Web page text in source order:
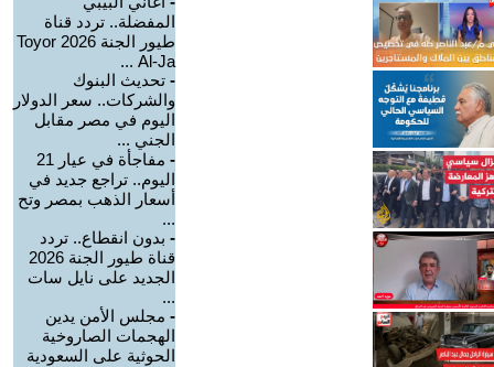
المفضلة.. تردد قناة
طيور الجنة 2026 Toyor
Al-Ja ...
- تحديث البنوك
والشركات.. سعر الدولار
اليوم في مصر مقابل
الجني ...
-
مفاجأة في عيار 21
اليوم.. تراجع جديد في
أسعار الذهب بمصر وتح
...
- بدون انقطاع.. تردد
قناة طيور الجنة 2026
الجديد على نايل سات
...
- مجلس الأمن يدين
الهجمات الصاروخية
الحوثية على السعودية